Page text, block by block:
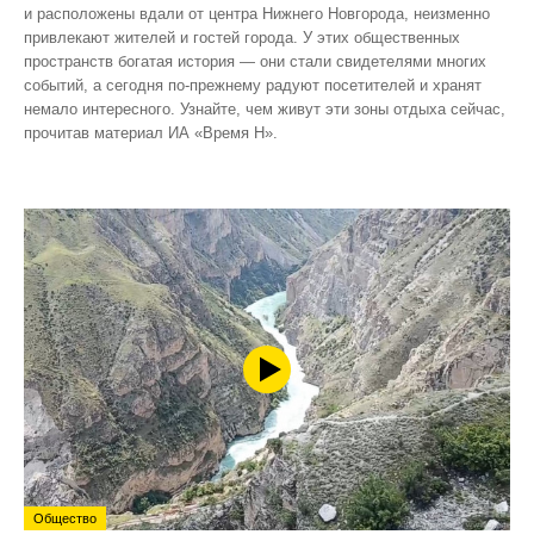
и расположены вдали от центра Нижнего Новгорода, неизменно
привлекают жителей и гостей города. У этих общественных
пространств богатая история — они стали свидетелями многих
событий, а сегодня по‑прежнему радуют посетителей и хранят
немало интересного. Узнайте, чем живут эти зоны отдыха сейчас,
прочитав материал ИА «Время Н».
Общество